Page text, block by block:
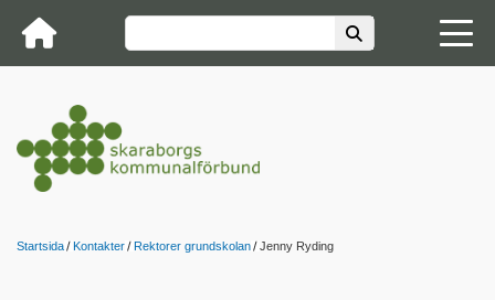
Startsida Kontakter Rektorer grundskolan Jenny Ryding